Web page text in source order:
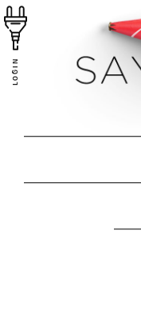
LOGIN